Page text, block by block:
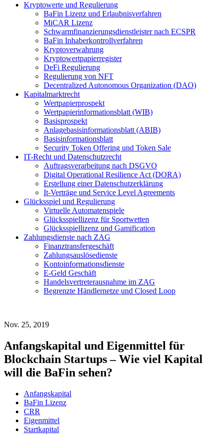
Kryptowerte und Regulierung
BaFin Lizenz und Erlaubnisverfahren
MiCAR Lizenz
Schwarmfinanzierungsdienstleister nach ECSPR
BaFin Inhaberkontrollverfahren
Kryptoverwahrung
Kryptowertpapierregister
DeFi Regulierung
Regulierung von NFT
Decentralized Autonomous Organization (DAO)
Kapitalmarktrecht
Wertpapierprospekt
Wertpapierinformationsblatt (WIB)
Basisprospekt
Anlagebasisinformationsblatt (ABIB)
Basisinformationsblatt
Security Token Offering und Token Sale
IT-Recht und Datenschutzrecht
Auftragsverarbeitung nach DSGVO
Digital Operational Resilience Act (DORA)
Erstellung einer Datenschutzerklärung
It-Verträge und Service Level Agreements
Glücksspiel und Regulierung
Virtuelle Automatenspiele
Glücksspiellizenz für Sportwetten
Glücksspiellizenz und Gamification
Zahlungsdienste nach ZAG
Finanztransfergeschäft
Zahlungsauslösedienste
Kontoinformationsdienste
E-Geld Geschäft
Handelsvertreterausnahme im ZAG
Begrenzte Händlernetze und Closed Loop
Nov. 25, 2019
Anfangskapital und Eigenmittel für
Blockchain Startups – Wie viel Kapital
will die BaFin sehen?
Anfangskapital
BaFin Lizenz
CRR
Eigenmittel
Startkapital